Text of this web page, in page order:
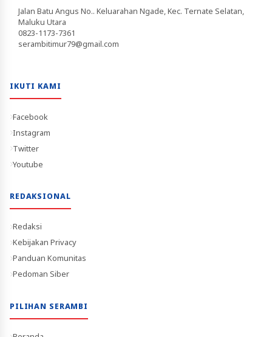
Jalan Batu Angus No.. Keluarahan Ngade, Kec. Ternate Selatan,
Maluku Utara
0823-1173-7361
serambitimur79@gmail.com
IKUTI KAMI
Facebook
Instagram
Twitter
Youtube
REDAKSIONAL
Redaksi
Kebijakan Privacy
Panduan Komunitas
Pedoman Siber
PILIHAN SERAMBI